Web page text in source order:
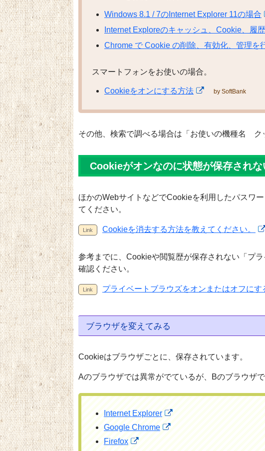
Windows 8.1 / 7のInternet Explorer 11の場合
Internet Exploreのキャッシュ、Cookie、履
Chrome で Cookie の削除、有効化、管理を
スマートフォンをお使いの場合。
Cookieをオンにする方法 by SoftBank
その他、検索で調べる場合は「お使いの機種名
Cookieがオンなのに状態が保存されな
ほかのWebサイトなどでCookieを利用したパスワ
てください。
Cookieを消去する方法を教えてください。
参考までに、Cookieや閲覧歴が保存されない「プ
確認ください。
プライベートブラウズをオンまたはオフにす
ブラウザを変えてみる
Cookieはブラウザごとに、保存されています。
Aのブラウザでは異常がでているが、Bのブラウザ
Internet Explorer
Google Chrome
Firefox